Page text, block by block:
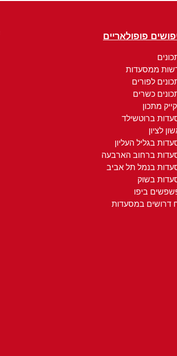
פופולאריים
ממסעדות
לפורים
כשרים
מתכון
ברוטשילד
לציון
בגליל העליון
ברחוב הארבעה
בנמל תל אביב
בשוק
ביפו
דרושים במסעדות